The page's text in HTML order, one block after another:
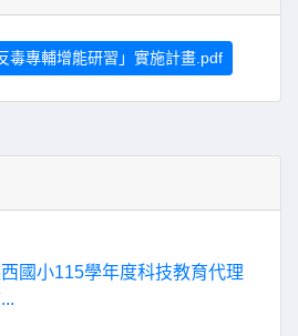
毒專輔增能研習」實施計畫.pdf
國小115學年度科技教育代理